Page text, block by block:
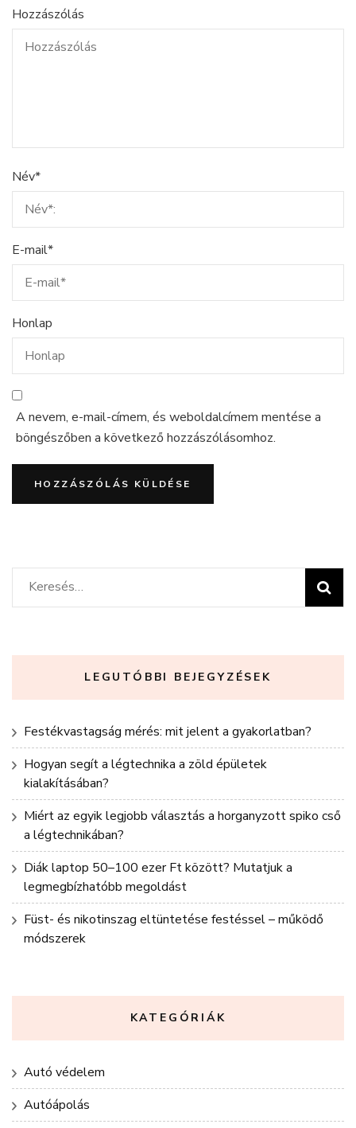
Hozzászólás
Név*
E-mail*
Honlap
A nevem, e-mail-címem, és weboldalcímem mentése a
böngészőben a következő hozzászólásomhoz.
Keresés:
LEGUTÓBBI BEJEGYZÉSEK
Festékvastagság mérés: mit jelent a gyakorlatban?
Hogyan segít a légtechnika a zöld épületek
kialakításában?
Miért az egyik legjobb választás a horganyzott spiko cső
a légtechnikában?
Diák laptop 50–100 ezer Ft között? Mutatjuk a
legmegbízhatóbb megoldást
Füst- és nikotinszag eltüntetése festéssel – működő
módszerek
KATEGÓRIÁK
Autó védelem
Autóápolás